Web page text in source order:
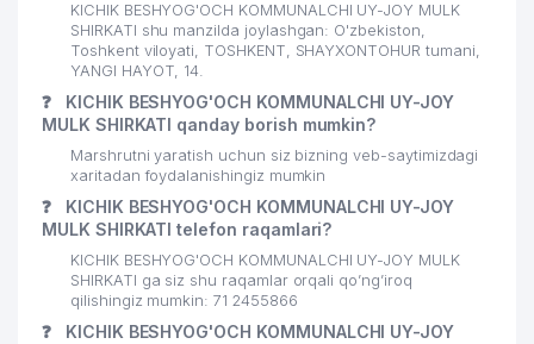
KICHIK BESHYOG'OCH KOMMUNALCHI UY-JOY MULK
SHIRKATI shu manzilda joylashgan: O'zbekiston,
Toshkent viloyati, TOSHKENT, SHAYXONTOHUR tumani,
YANGI HAYOT, 14.
❓
KICHIK BESHYOG'OCH KOMMUNALCHI UY-JOY
MULK SHIRKATI qanday borish mumkin?
Marshrutni yaratish uchun siz bizning veb-saytimizdagi
xaritadan foydalanishingiz mumkin
❓
KICHIK BESHYOG'OCH KOMMUNALCHI UY-JOY
MULK SHIRKATI telefon raqamlari?
KICHIK BESHYOG'OCH KOMMUNALCHI UY-JOY MULK
SHIRKATI ga siz shu raqamlar orqali qo’ng’iroq
qilishingiz mumkin: 71 2455866
❓
KICHIK BESHYOG'OCH KOMMUNALCHI UY-JOY